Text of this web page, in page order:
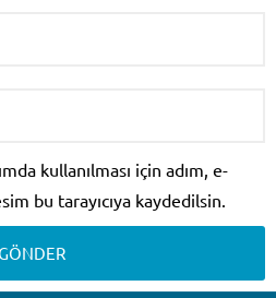
kullanılması için adım, e-
bu tarayıcıya kaydedilsin.